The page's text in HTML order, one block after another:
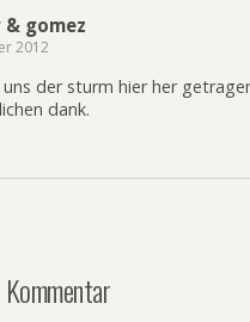
gomez
2012
der sturm hier her
dank.